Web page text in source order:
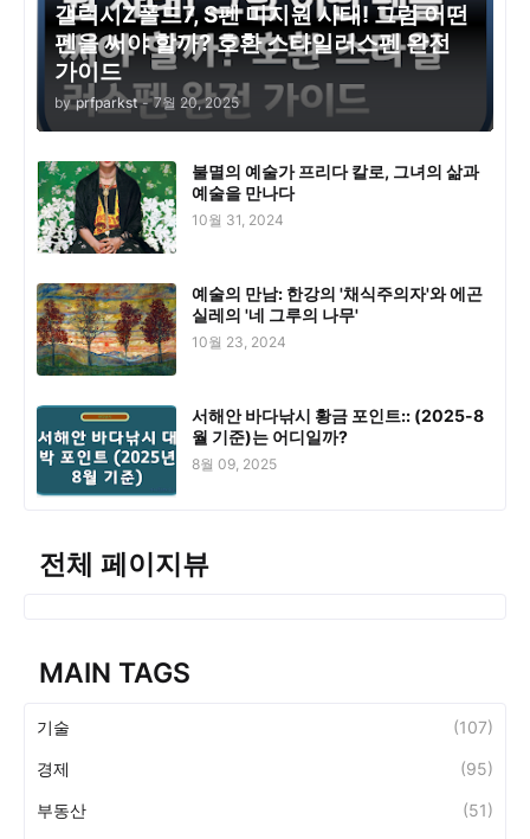
갤럭시Z폴드7, S펜 미지원 사태! 그럼 어떤
펜을 써야 할까? 호환 스타일러스펜 완전
가이드
by prfparkst - 7월 20, 2025
불멸의 예술가 프리다 칼로, 그녀의 삶과
예술을 만나다
10월 31, 2024
예술의 만남: 한강의 '채식주의자'와 에곤
실레의 '네 그루의 나무'
10월 23, 2024
서해안 바다낚시 황금 포인트:: (2025-8
월 기준)는 어디일까?
8월 09, 2025
전체 페이지뷰
MAIN TAGS
기술 (107)
경제 (95)
부동산 (51)